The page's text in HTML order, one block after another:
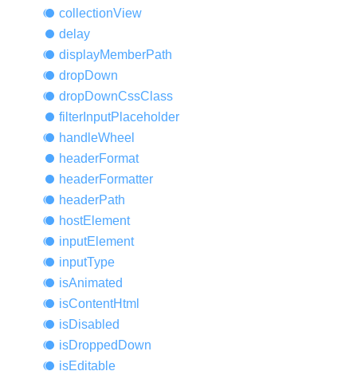
collectionView
delay
displayMemberPath
dropDown
dropDownCssClass
filter InputPlaceholder
handleWheel
headerFormat
headerFormatter
headerPath
hostElement
inputElement
inputType
isAnimated
isContentHtml
isDisabled
isDropped Down
isEditable